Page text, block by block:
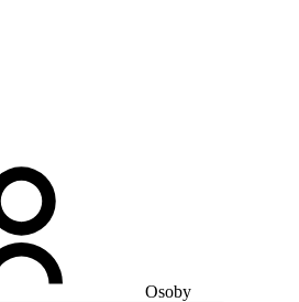
Osoby